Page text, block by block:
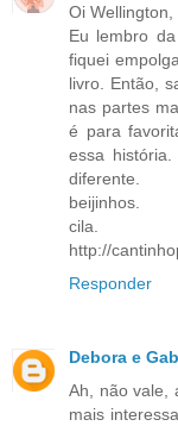
Oi
Eu lembro
fiquei
livro. Então,
nas partes
é para
essa
diferente.
beijinhos.
cila.
http://
Responder
Debora e
Ah, não vale,
mais